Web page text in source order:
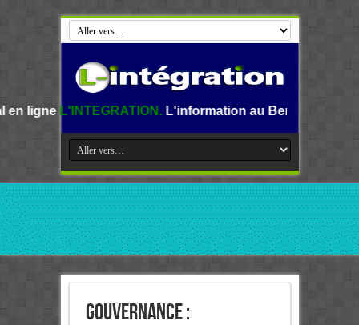
L'information au Benin, en Afrique et dans le
Gouvernance :